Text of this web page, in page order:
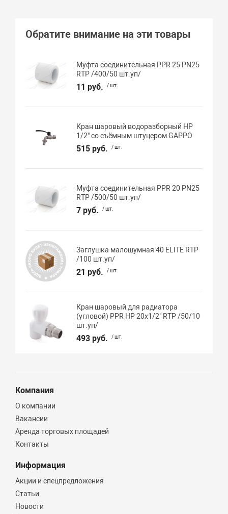
Обратите внимание на эти товары
Муфта соединительная PPR 25 PN25
RTP /400/50 шт.уп/
11 руб. / шт.
Кран шаровый водоразборный НР
1/2" со съёмным штуцером GAPPO
515 руб. / шт.
Муфта соединительная PPR 20 PN25
RTP /500/50 шт.уп/
7 руб. / шт.
Заглушка малошумная 40 ELITE RTP
/100 шт.уп/
21 руб. / шт.
Кран шаровый для радиатора
(угловой) PPR НР 20х1/2" RTP /50/10
шт.уп/
493 руб. / шт.
Компания
О компании
Вакансии
Аренда торговых площадей
Контакты
Информация
Акции и спецпредложения
Статьи
Новости